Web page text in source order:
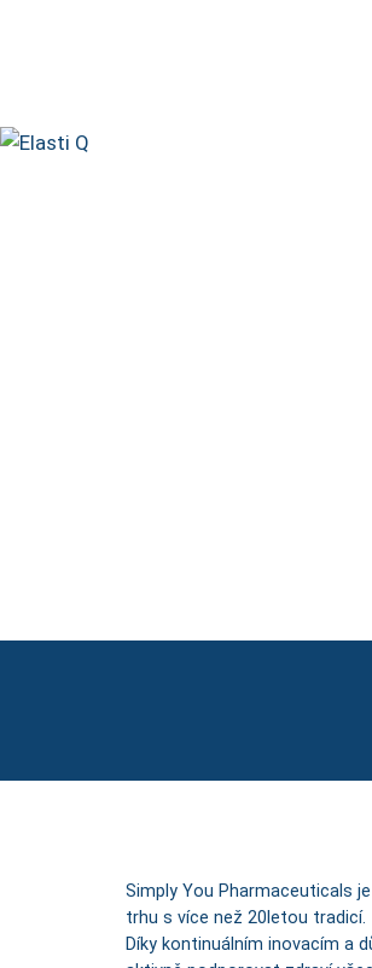
Simply You Pharmaceuticals
trhu s více než 20letou tradicí.
Díky kontinuálním inovacím a